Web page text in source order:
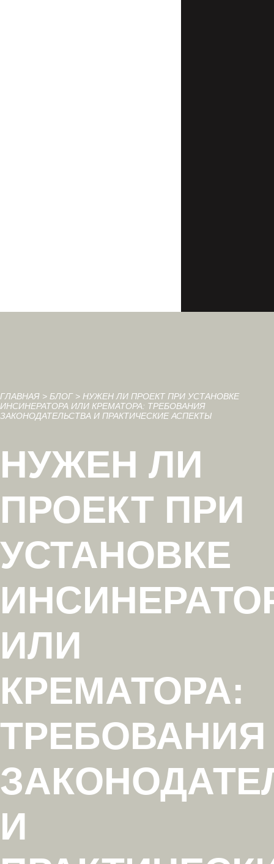
ГЛАВНАЯ > БЛОГ> НУЖЕН ЛИ ПРОЕКТ ПРИ УСТАНОВКЕ
ИНСИНЕРАТОРА ИЛИ КРЕМАТОРА: ТРЕБОВАНИЯ
ЗАКОНОДАТЕЛЬСТВА И ПРАКТИЧЕСКИЕ АСПЕКТЫ
НУЖЕН ЛИ
ПРОЕКТ ПРИ
УСТАНОВКЕ
ИЛИ
КРЕМАТОРА:
ТРЕБОВАНИЯ
И